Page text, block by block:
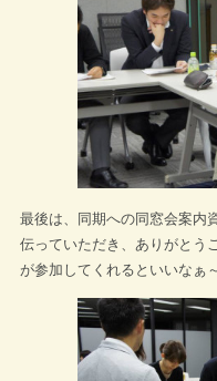
最後は、同期への同窓会案内
伝っていただき、ありがとう
が参加してくれるといいなぁ